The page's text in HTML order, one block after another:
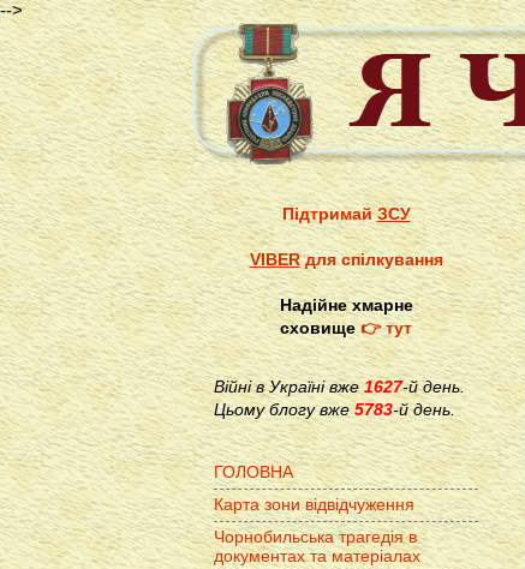
-->
ПідтримайЗСУ
VIBERдля спілкування
Надійне хмарне
сховище👉 тут
Війні в Україні вже1627-й день.
Цьому блогу вже 5783-й день.
ГОЛОВНА
Карта зони відвідчуження
Чорнобильська трагедія в
документах та матеріалах